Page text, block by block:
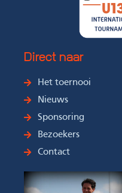
Direct naar
Het toernooi
Nieuws
Sponsoring
Bezoekers
Contact